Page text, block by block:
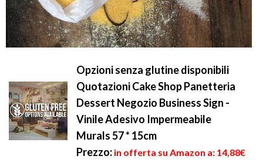
Opzioni senza glutine disponibili
Quotazioni Cake Shop Panetteria
Dessert Negozio Business Sign -
Vinile Adesivo Impermeabile
Murals 57 * 15cm
Prezzo: in offerta su Amazon a: 14,88€